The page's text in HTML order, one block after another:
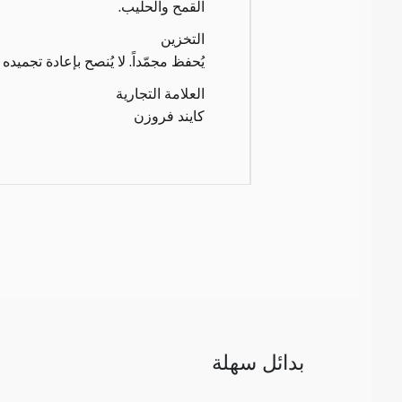
القمح والحليب.
التخزين
يُحفظ مجمّداً. لا يُنصح بإعادة
العلامة التجارية
كايند فروزن
بدائل سهلة